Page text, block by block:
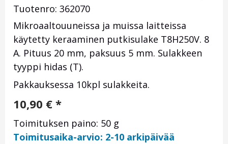
Tuotenro: 362070
Mikroaaltouuneissa ja muissa laitteissa
käytetty keraaminen putkisulake T8H250V. 8
A. Pituus 20 mm, paksuus 5 mm. Sulakkeen
tyyppi hidas (T).
Pakkauksessa 10kpl sulakkeita.
10,90 € *
Toimituksen paino: 50 g
Toimitusaika-arvio: 2-10 arkipäivää